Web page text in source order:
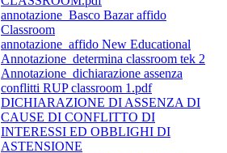
annotazione_Basco Bazar affido
Classroom
annotazione_affido New Educational
Annotazione_determina classroom tek 2
Annotazione_dichiarazione assenza
conflitti RUP classroom 1.pdf
DICHIARAZIONE DI ASSENZA DI
CAUSE DI CONFLITTO DI
INTERESSI ED OBBLIGHI DI
ASTENSIONE